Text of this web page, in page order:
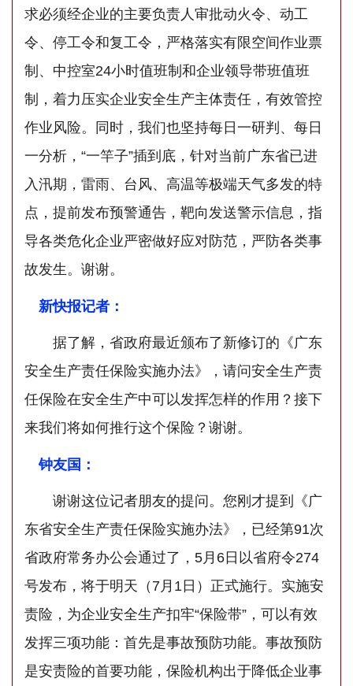
求必须经企业的主要负责人审批动火令、动工
令、停工令和复工令，严格落实有限空间作业票
制、中控室24小时值班制和企业领导带班值班
制，着力压实企业安全生产主体责任，有效管控
作业风险。同时，我们也坚持每日一研判、每日
一分析，“一竿子”插到底，针对当前广东省已进
入汛期，雷雨、台风、高温等极端天气多发的特
点，提前发布预警通告，靶向发送警示信息，指
导各类危化企业严密做好应对防范，严防各类事
故发生。谢谢。
新快报记者：
据了解，省政府最近颁布了新修订的《广东
安全生产责任保险实施办法》，请问安全生产责
任保险在安全生产中可以发挥怎样的作用？接下
来我们将如何推行这个保险？谢谢。
钟友国：
谢谢这位记者朋友的提问。您刚才提到《广
东省安全生产责任保险实施办法》，已经第91次
省政府常务办公会通过了，5月6日以省府令274
号发布，将于明天（7月1日）正式施行。实施安
责险，为企业安全生产扣牢“保险带”，可以有效
发挥三项功能：首先是事故预防功能。事故预防
是安责险的首要功能，保险机构出于降低企业事